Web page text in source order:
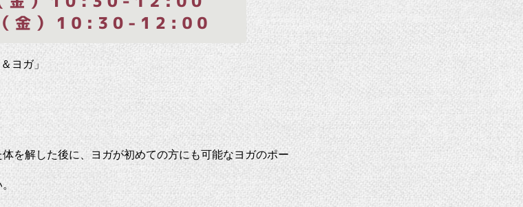
ヨガ」
を解した後に、ヨガが初めての方にも可能なヨガのポー